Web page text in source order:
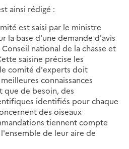
ainsi rédigé :
est saisi par le ministre
la base d'une demande d'avis
national de la chasse et
saisine précise les
comité d'experts doit
connaissances
que de besoin, des
identifiés pour chaque
des oiseaux
tiennent compte
de leur aire de